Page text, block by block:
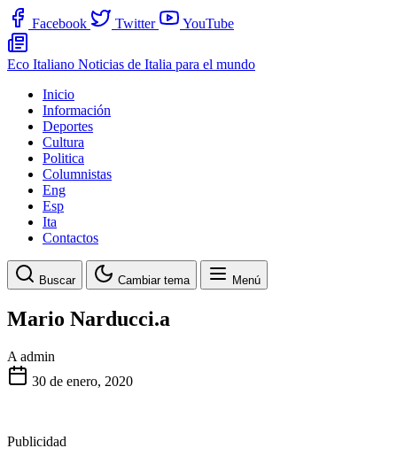
Facebook Twitter YouTube
Eco Italiano Noticias de Italia para el mundo
Inicio
Información
Deportes
Cultura
Politica
Columnistas
Eng
Esp
Ita
Contactos
Buscar Cambiar tema Menú
Mario Narducci.a
A admin
30 de enero, 2020
Publicidad